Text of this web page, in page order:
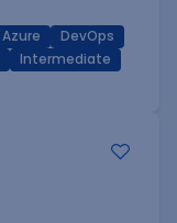
Azure
DevOps
Intermediate